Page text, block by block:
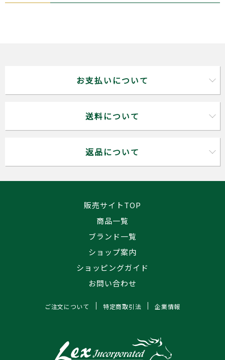
お支払いについて
送料について
返品について
販売サイトTOP
商品一覧
ブランド一覧
ショップ案内
ショッピングガイド
お問い合わせ
ご注文について 特定商取引法 企業情報